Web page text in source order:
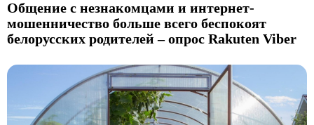
Общение с незнакомцами и интернет-
мошенничество больше всего беспокоят
белорусских родителей – опрос Rakuten Viber